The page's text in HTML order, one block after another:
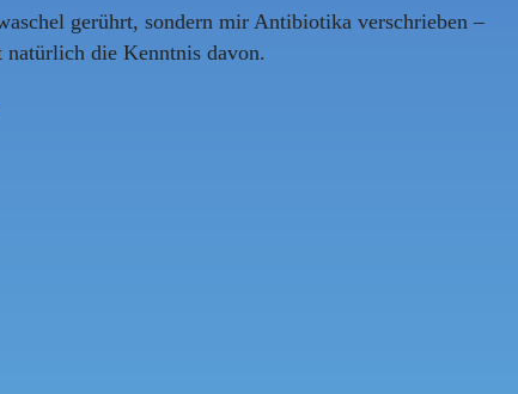
gerührt, sondern mir Antibiotika verschrieben –
natürlich die Kenntnis davon.